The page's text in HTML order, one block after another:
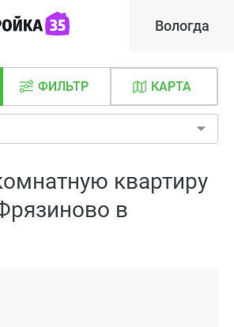
Вологда
КАРТА
ФИЛЬТР
квартиру
в